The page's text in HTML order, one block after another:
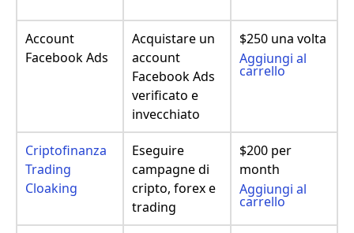
Account
Facebook Ads
Acquistare un
account
Facebook Ads
verificato e
invecchiato
$250 una volta
Aggiungi al
carrello
Criptofinanza
Trading
Cloaking
Eseguire
campagne di
cripto, forex e
trading
$200 per
month
Aggiungi al
carrello